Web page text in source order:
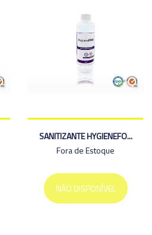
SANITIZANTE HYGIENEFO...
Fora de Estoque
NÃO DISPONÍVEL